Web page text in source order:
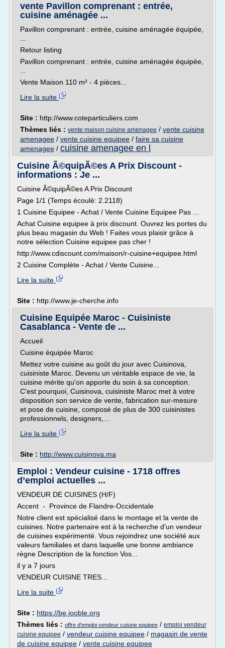
vente Pavillon comprenant : entrée,
cuisine aménagée ...
Pavillon comprenant : entrée, cuisine aménagée équipée,
Retour listing
Pavillon comprenant : entrée, cuisine aménagée équipée,
Vente Maison 110 m² - 4 pièces...
Lire la suite
Site : http://www.coteparticuliers.com
Thèmes liés : vente maison cuisine amenagee / vente cuisine
amenagee / vente cuisine equipee / faire sa cuisine
amenagee / cuisine amenagee en l
Cuisine Ã©quipÃ©es A Prix Discount -
informations : Je ...
Cuisine Ã©quipÃ©es A Prix Discount
Page 1/1 (Temps écoulé: 2.2118)
1 Cuisine Equipee - Achat / Vente Cuisine Equipee Pas ...
Achat Cuisine equipee à prix discount. Ouvrez les portes du
plus beau magasin du Web ! Faites vous plaisir grâce à
notre sélection Cuisine equipee pas cher !
http://www.cdiscount.com/maison/r-cuisine+equipee.html
2 Cuisine Complète - Achat / Vente Cuisine...
Lire la suite
Site : http://www.je-cherche.info
Cuisine Equipée Maroc - Cuisiniste
Casablanca - Vente de ...
Accueil
Cuisine équipée Maroc
Mettez votre cuisine au goût du jour avec Cuisinova,
cuisiniste Maroc. Devenu un véritable espace de vie, la
cuisine mérite qu'on apporte du soin à sa conception.
C'est pourquoi, Cuisinova, cuisiniste Maroc met à votre
disposition son service de vente, fabrication sur-mesure
et pose de cuisine, composé de plus de 300 cuisinistes
professionnels, designers,...
Lire la suite
Site : http://www.cuisinova.ma
Emploi : Vendeur cuisine - 1718 offres
d’emploi actuelles ...
VENDEUR DE CUISINES (H/F)
Accent - Province de Flandre-Occidentale
Notre client est spécialisé dans le montage et la vente de
cuisines. Notre partenaire est à la recherche d'un vendeur
de cuisines expérimenté. Vous rejoindrez une société aux
valeurs familiales et dans laquelle une bonne ambiance
règne Description de la fonction Vos...
il y a 7 jours
VENDEUR CUISINE TRES...
Lire la suite
Site : https://be.jooble.org
Thèmes liés : offre d'emploi vendeur cuisine equipee / emploi vendeur
cuisine equipee / vendeur cuisine equipee / magasin de vente
de cuisine equipee / vente cuisine equipee